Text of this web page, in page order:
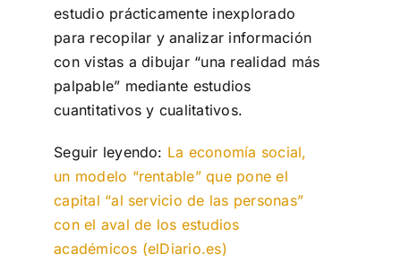
estudio prácticamente inexplorado
para recopilar y analizar información
con vistas a dibujar “una realidad más
palpable” mediante estudios
cuantitativos y cualitativos.
Seguir leyendo: La economía social,
un modelo “rentable” que pone el
capital “al servicio de las personas”
con el aval de los estudios
académicos (elDiario.es)